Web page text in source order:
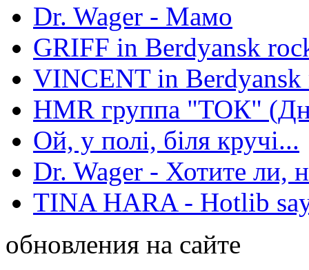
Dr. Wager - Мамо
GRIFF in Berdyansk
VINCENT in
HMR группа "ТОК"
Ой, у полі, біля кручі...
Dr. Wager - Хотите ли,
TINA HARA - Hotlib
обновления на сайте